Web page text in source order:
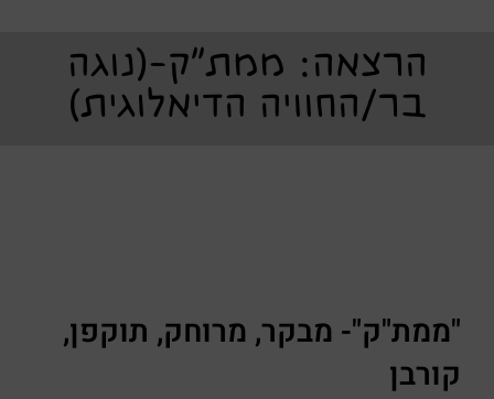
הרצאה: ממת"ק-(נוגה
בר/החוויה הדיאלוגית)
"ממת"ק"- מבקר, מרוחק, תוקפן,
קורבן